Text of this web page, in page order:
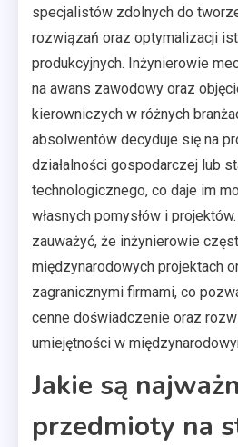
specjalistów zdolnych do
rozwiązań oraz optymalizacji
produkcyjnych. Inżynierowie
na awans zawodowy oraz
kierowniczych w różnych
absolwentów decyduje się na
działalności gospodarczej lub
technologicznego, co daje im
własnych pomysłów i
zauważyć, że inżynierowie
międzynarodowych projektach
zagranicznymi firmami, co
cenne doświadczenie oraz
umiejętności w
Jakie są
przedmioty na